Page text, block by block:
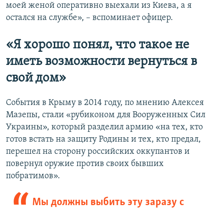
моей женой оперативно выехали из Киева, а я
остался на службе», – вспоминает офицер.
«Я хорошо понял, что такое не
иметь возможности вернуться в
свой дом»
События в Крыму в 2014 году, по мнению Алексея
Мазепы, стали «рубиконом для Вооруженных Сил
Украины», который разделил армию «на тех, кто
готов встать на защиту Родины и тех, кто предал,
перешел на сторону российских оккупантов и
повернул оружие против своих бывших
побратимов».
Мы должны выбить эту заразу с